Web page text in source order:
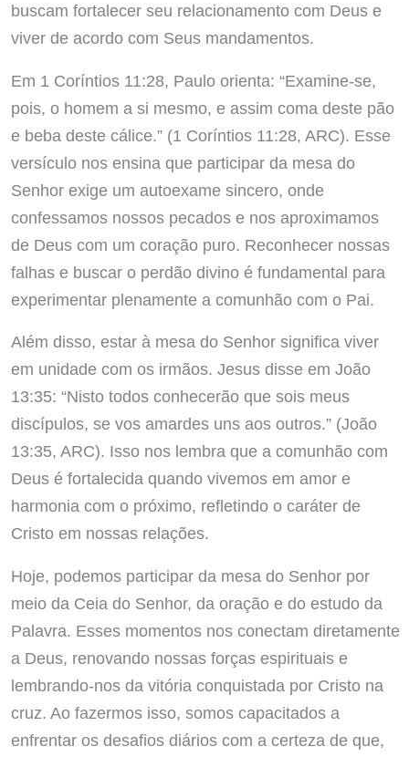
buscam fortalecer seu relacionamento com Deus e
viver de acordo com Seus mandamentos.
Em 1 Coríntios 11:28, Paulo orienta: “Examine-se,
pois, o homem a si mesmo, e assim coma deste pão
e beba deste cálice.” (1 Coríntios 11:28, ARC). Esse
versículo nos ensina que participar da mesa do
Senhor exige um autoexame sincero, onde
confessamos nossos pecados e nos aproximamos
de Deus com um coração puro. Reconhecer nossas
falhas e buscar o perdão divino é fundamental para
experimentar plenamente a comunhão com o Pai.
Além disso, estar à mesa do Senhor significa viver
em unidade com os irmãos. Jesus disse em João
13:35: “Nisto todos conhecerão que sois meus
discípulos, se vos amardes uns aos outros.” (João
13:35, ARC). Isso nos lembra que a comunhão com
Deus é fortalecida quando vivemos em amor e
harmonia com o próximo, refletindo o caráter de
Cristo em nossas relações.
Hoje, podemos participar da mesa do Senhor por
meio da Ceia do Senhor, da oração e do estudo da
Palavra. Esses momentos nos conectam diretamente
a Deus, renovando nossas forças espirituais e
lembrando-nos da vitória conquistada por Cristo na
cruz. Ao fazermos isso, somos capacitados a
enfrentar os desafios diários com a certeza de que,